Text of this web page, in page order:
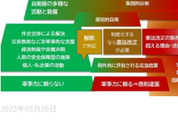
2022年03月26日